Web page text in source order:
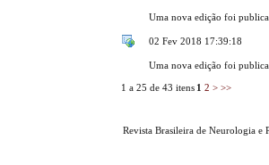
Uma nova edição foi
02 Fev 2018 17:39:18
Uma nova edição foi
1 a 25 de 43 itens 1 2 > >>
Revista Brasileira de Neurologia e